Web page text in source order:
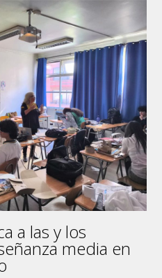
Concepción
reconoció
al
Dr.
Manuel
Antonio
Baeza
como
Profesor
Emérito
en
emotiva
ceremonia
a las y los
media en